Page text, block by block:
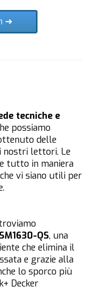
➜
tecniche e
possiamo
delle
nostri lettori. Le
tutto in maniera
vi siano utili per
QS, una
che elimina il
e grazie alla
lo sporco più
Decker